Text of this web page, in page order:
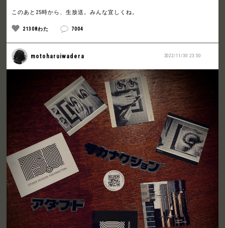
このあと25時から、生放送。みんな宜しくね。
21308わた 7004
2022/11/30 23:50
motoharuiwadera